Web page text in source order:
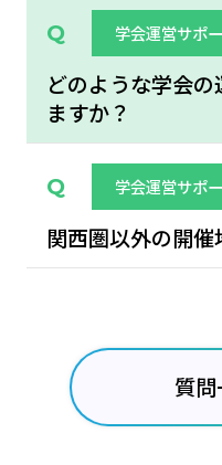
学会運営サポ
どのような学会
ますか？
学会運営サポ
関西圏以外の開
質